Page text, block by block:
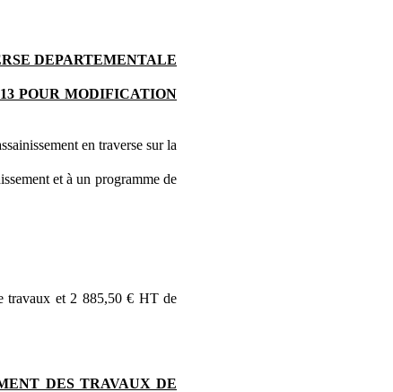
DEPARTEMENTALE
POUR MODIFICATION
en traverse sur la
et à un programme de
travaux et 2 885,50 € HT de
DES TRAVAUX DE